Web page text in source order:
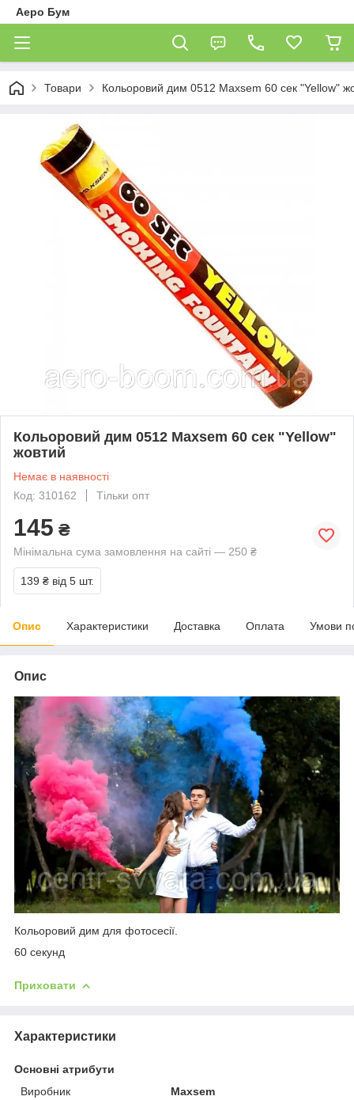
Аеро Бум
Товари Кольоровий дим 0512 Maxsem 60 сек "Yellow"
Кольоровий дим 0512 Maxsem 60 сек "Yellow"
жовтий
Немає в наявності
Код: 310162
Тільки опт
145 ₴
Мінімальна сума замовлення на сайті — 250 ₴
139 ₴ від 5 шт.
Опис Характеристики Доставка Оплата Умови
Опис
Кольоровий дим для фотосесії.
60 секунд
Приховати
Характеристики
Основні атрибути
Виробник
Maxsem